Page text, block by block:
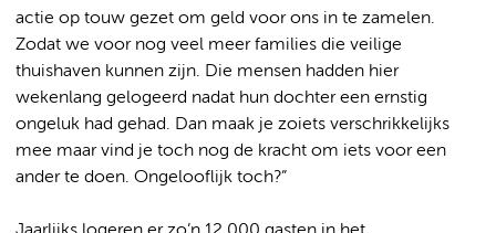
actie op touw gezet om geld voor ons in te zamelen.
Zodat we voor nog veel meer families die veilige
thuishaven kunnen zijn. Die mensen hadden hier
wekenlang gelogeerd nadat hun dochter een ernstig
ongeluk had gehad. Dan maak je zoiets verschrikkelijks
mee maar vind je toch nog de kracht om iets voor een
ander te doen. Ongelooflijk toch?”